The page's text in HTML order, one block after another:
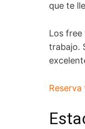
que te
Los free
trabajo.